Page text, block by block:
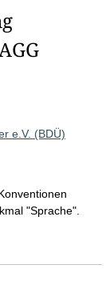
e.V. (BDÜ)
"Sprache".